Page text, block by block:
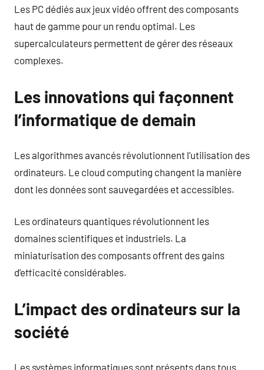
Les PC dédiés aux jeux vidéo offrent des composants
haut de gamme pour un rendu optimal. Les
supercalculateurs permettent de gérer des réseaux
complexes.
Les innovations qui façonnent
l’informatique de demain
Les algorithmes avancés révolutionnent l’utilisation des
ordinateurs. Le cloud computing changent la manière
dont les données sont sauvegardées et accessibles.
Les ordinateurs quantiques révolutionnent les
domaines scientifiques et industriels. La
miniaturisation des composants offrent des gains
d’efficacité considérables.
L’impact des ordinateurs sur la
société
Les systèmes informatiques sont présents dans tous